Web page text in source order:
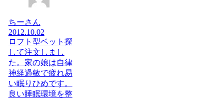
ちーさん
2012.10.02
ロフト型ベット探
して注文しまし
た。家の娘は自律
神経過敏で疲れ易
い眠りひめです。
良い睡眠環境を整